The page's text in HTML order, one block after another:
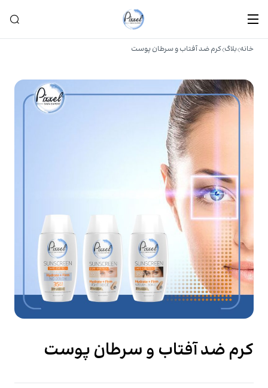
خانه بلاگ کرم ضد آفتاب و سرطان پوست
کرم ضد آفتاب و سرطان پوست